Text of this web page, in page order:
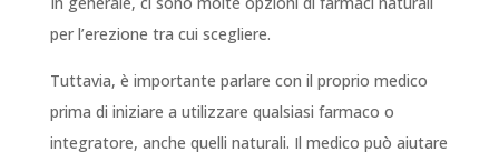
per l’erezione tra cui scegliere.
Tuttavia, è importante parlare con il proprio medico
prima di iniziare a utilizzare qualsiasi farmaco o
integratore, anche quelli naturali. Il medico può aiutare